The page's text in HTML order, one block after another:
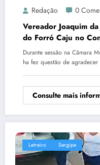
Redação 0
Vereador Joaquim
do Forró Caju no
Durante sessão na Câmara
ha fez questão de
Consulte mais
Letreiro Sergipe